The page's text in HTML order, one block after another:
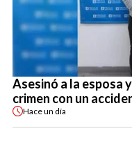
Asesinó a la esposa
crimen con un
Haceun día